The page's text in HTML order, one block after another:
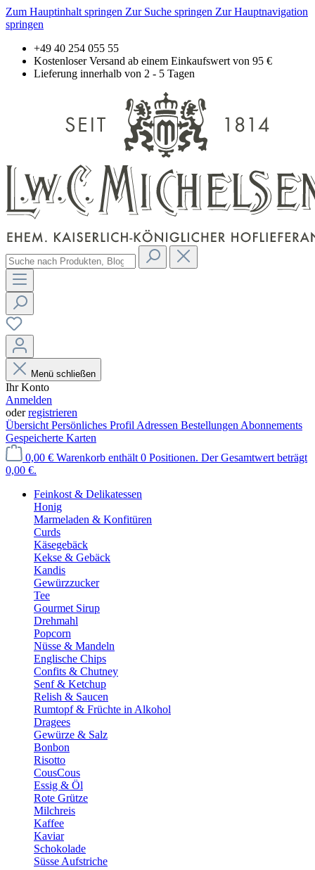
Zum Hauptinhalt springen Zur Suche springen Zur Hauptnavigation
springen
+49 40 254 055 55
Kostenloser Versand ab einem Einkaufswert von 95 €
Lieferung innerhalb von 2 - 5 Tagen
Menü schließen
Ihr Konto
Anmelden
oderregistrieren
Übersicht Persönliches Profil Adressen Bestellungen Abonnements
Gespeicherte Karten
0,00 € Warenkorb enthält 0 Positionen. Der Gesamtwert beträgt
0,00 €.
Feinkost & Delikatessen
Honig
Marmeladen & Konfitüren
Curds
Käsegebäck
Kekse & Gebäck
Kandis
Gewürzzucker
Tee
Gourmet Sirup
Drehmahl
Popcorn
Nüsse & Mandeln
Englische Chips
Confits & Chutney
Senf & Ketchup
Relish & Saucen
Rumtopf & Früchte in Alkohol
Dragees
Gewürze & Salz
Bonbon
Risotto
CousCous
Essig & Öl
Rote Grütze
Milchreis
Kaffee
Kaviar
Schokolade
Süsse Aufstriche